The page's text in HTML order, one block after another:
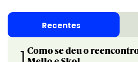
Recentes
Como se deu o